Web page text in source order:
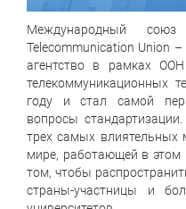
Международный союз
Telecommunication Union
агентство в рамках
телекоммуникационных
году и стал самой
вопросы
трех самых влиятельных
мире, работающей в этом
том, чтобы
страны-участницы и